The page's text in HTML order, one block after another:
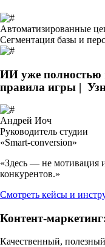
Автоматизированные
Сегментация базы и
ИИ уже полностью
правила игры |
Андрей Иоч
Руководитель студии
«Smart-conversion»
«Здесь — не мотивация
конкурентов.»
Смотреть кейсы и
Контент-
Качественный,